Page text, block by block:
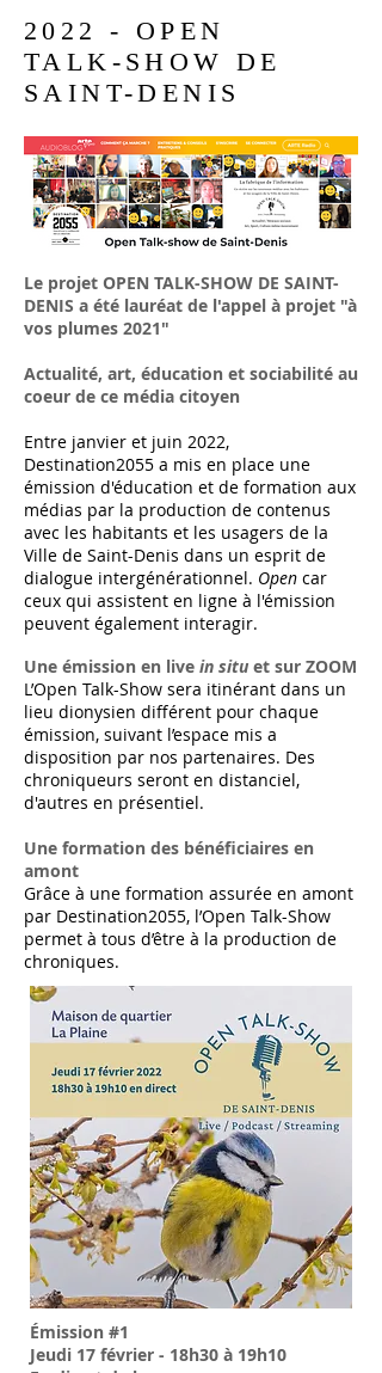
2022 - OPEN
TALK-SHOW DE
SAINT-DENIS
Le projet OPEN TALK-SHOW DE SAINT-
DENIS a été lauréat de l'appel à projet "à
vos plumes 2021"
Actualité, art, éducation et sociabilité au
coeur de ce média citoyen
Entre janvier et juin 2022,
Destination2055 a mis en place une
émission d'éducation et de formation aux
médias par la production de contenus
avec les habitants et les usagers de la
Ville de Saint-Denis dans un esprit de
dialogue intergénérationnel. Open car
ceux qui assistent en ligne à l'émission
peuvent également interagir.
Une émission en live in situ et sur ZOOM
L’Open Talk-Show sera itinérant dans un
lieu dionysien différent pour chaque
émission, suivant l’espace mis a
disposition par nos partenaires. Des
chroniqueurs seront en distanciel,
d'autres en présentiel.
Une formation des bénéficiaires en
amont
Grâce à une formation assurée en amont
par Destination2055, l’Open Talk-Show
permet à tous d’être à la production de
chroniques.
Émission #1
Jeudi 17 février - 18h30 à 19h10